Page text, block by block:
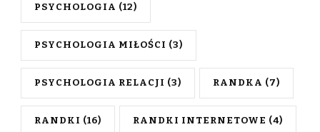
PSYCHOLOGIA (12)
PSYCHOLOGIA MIŁOŚCI (3)
PSYCHOLOGIA RELACJI (3) RANDKA (7)
RANDKI (16) RANDKI INTERNETOWE (4)